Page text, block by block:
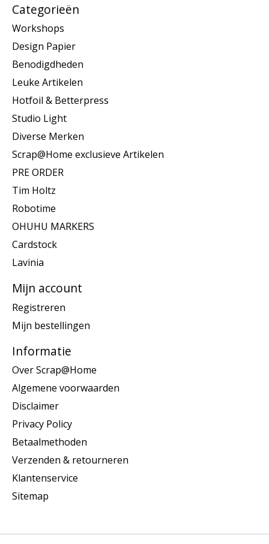
Categorieën
Workshops
Design Papier
Benodigdheden
Leuke Artikelen
Hotfoil & Betterpress
Studio Light
Diverse Merken
Scrap@Home exclusieve Artikelen
PRE ORDER
Tim Holtz
Robotime
OHUHU MARKERS
Cardstock
Lavinia
Mijn account
Registreren
Mijn bestellingen
Informatie
Over Scrap@Home
Algemene voorwaarden
Disclaimer
Privacy Policy
Betaalmethoden
Verzenden & retourneren
Klantenservice
Sitemap